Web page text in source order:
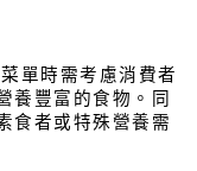
單時需考慮消費者
養豐富的食物。同
食者或特殊營養需